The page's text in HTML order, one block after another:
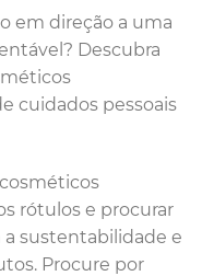
em direção a uma
Descubra
cuidados pessoais
rótulos e procurar
sustentabilidade e
Procure por